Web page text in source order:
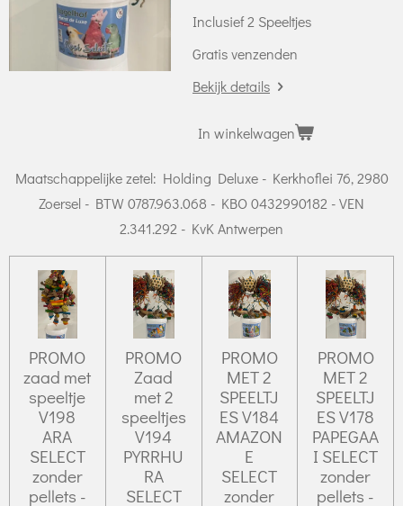
Inclusief 2 Speeltjes
Gratis venzenden
Bekijk details
In winkelwagen
Maatschappelijke zetel: Holding Deluxe - Kerkhoflei 76, 2980
Zoersel - BTW 0787.963.068 - KBO 0432990182 - VEN
2.341.292 - KvK Antwerpen
PROMO
zaad met
speeltje
V198
ARA
SELECT
zonder
pellets -
PROMO
Zaad
met 2
speeltjes
V194
PYRRHU
RA
SELECT
PROMO
MET 2
SPEELTJ
ES V184
AMAZON
E
SELECT
zonder
PROMO
MET 2
SPEELTJ
ES V178
PAPEGAA
I SELECT
zonder
pellets -